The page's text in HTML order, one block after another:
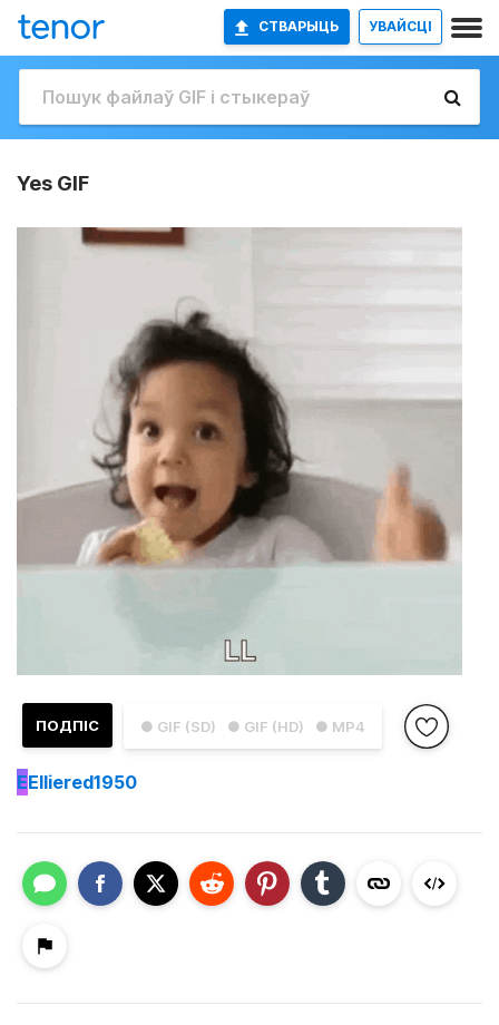
СТВАРЫЦЬ УВАЙСЦІ
Yes GIF
● GIF (SD) ● GIF (HD) ● MP4
ПОДПІС
EElliered1950